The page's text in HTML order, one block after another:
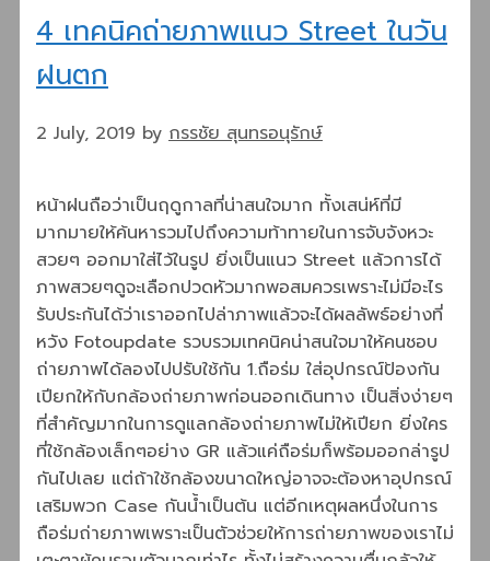
4 เทคนิคถ่ายภาพแนว Street ในวัน
ฝนตก
2 July, 2019 by กรรชัย สุนทรอนุรักษ์
หน้าฝนถือว่าเป็นฤดูกาลที่น่าสนใจมาก ทั้งเสน่ห์ที่มี
มากมายให้ค้นหารวมไปถึงความท้าทายในการจับจังหวะ
สวยๆ ออกมาใส่ไว้ในรูป ยิ่งเป็นแนว Street แล้วการได้
ภาพสวยๆดูจะเลือกปวดหัวมากพอสมควรเพราะไม่มีอะไร
รับประกันได้ว่าเราออกไปล่าภาพแล้วจะได้ผลลัพธ์อย่างที่
หวัง Fotoupdate รวบรวมเทคนิคน่าสนใจมาให้คนชอบ
ถ่ายภาพได้ลองไปปรับใช้กัน 1.ถือร่ม ใส่อุปกรณ์ป้องกัน
เปียกให้กับกล้องถ่ายภาพก่อนออกเดินทาง เป็นสิ่งง่ายๆ
ที่สำคัญมากในการดูแลกล้องถ่ายภาพไม่ให้เปียก ยิ่งใคร
ที่ใช้กล้องเล็กๆอย่าง GR แล้วแค่ถือร่มก็พร้อมออกล่ารูป
กันไปเลย แต่ถ้าใช้กล้องขนาดใหญ่อาจจะต้องหาอุปกรณ์
เสริมพวก Case กันน้ำเป็นต้น แต่อีกเหตุผลหนึ่งในการ
ถือร่มถ่ายภาพเพราะเป็นตัวช่วยให้การถ่ายภาพของเราไม่